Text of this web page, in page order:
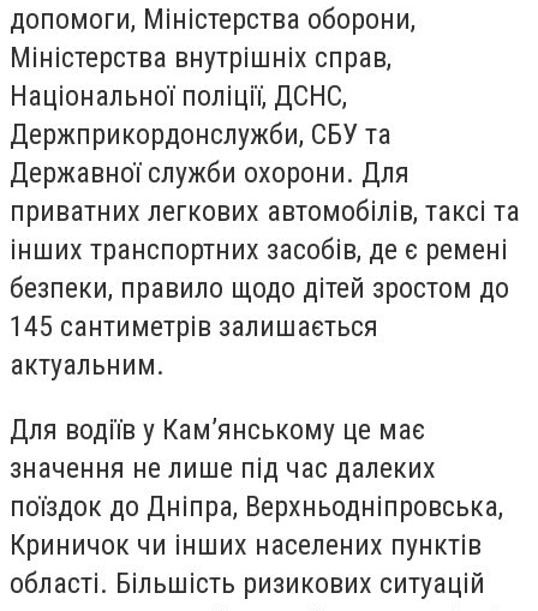
допомоги, Міністерства оборони,
Міністерства внутрішніх справ,
Національної поліції, ДСНС,
Держприкордонслужби, СБУ та
Державної служби охорони. Для
приватних легкових автомобілів, таксі та
інших транспортних засобів, де є ремені
безпеки, правило щодо дітей зростом до
145 сантиметрів залишається
актуальним.
Для водіїв у Кам’янському це має
значення не лише під час далеких
поїздок до Дніпра, Верхньодніпровська,
Криничок чи інших населених пунктів
області. Більшість ризикових ситуацій